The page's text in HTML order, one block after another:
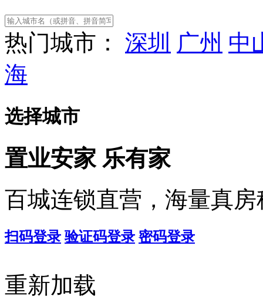
热门城市： 深圳 广州 中
海
选择城市
置业安家 乐有家
百城连锁直营，海量真房
扫码登录 验证码登录 密码登录
重新加载